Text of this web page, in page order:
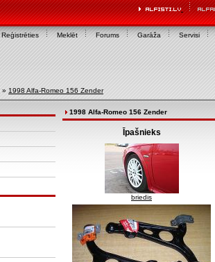
Reģistrēties Meklēt Forums Garāža Servisi
» 1998 Alfa-Romeo 156 Zender
1998 Alfa-Romeo 156 Zender
Īpašnieks
briedis